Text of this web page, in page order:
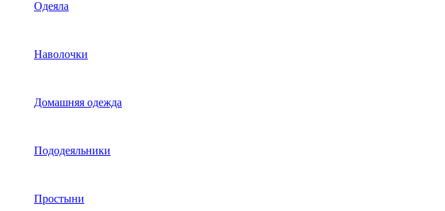
Одеяла
Наволочки
Домашняя одежда
Пододеяльники
Простыни